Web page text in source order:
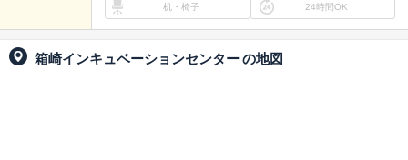
机・椅子 24時間OK
箱崎インキュベーションセンターの地図